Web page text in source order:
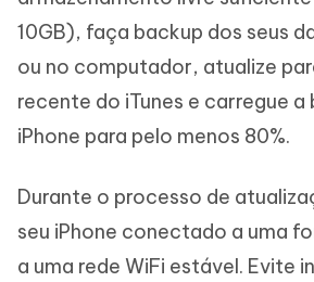
10GB), faça backup dos seus
ou no computador, atualize
recente do iTunes e carregue a
iPhone para pelo menos 80%.
Durante o processo de
seu iPhone conectado a uma
a uma rede WiFi estável. Evite